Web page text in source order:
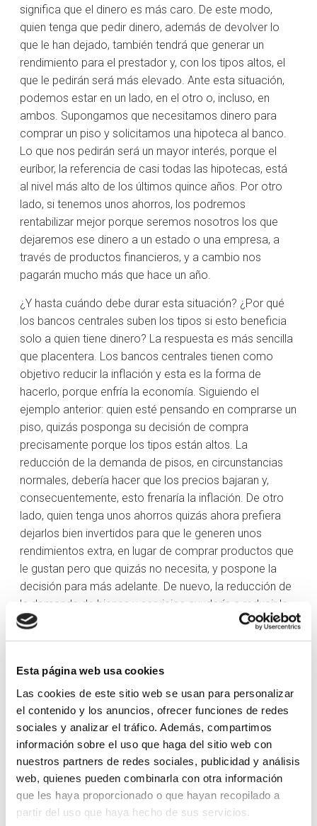
Esta página web usa cookies
Las cookies de este sitio web se usan para personalizar
el contenido y los anuncios, ofrecer funciones de redes
sociales y analizar el tráfico. Además, compartimos
información sobre el uso que haga del sitio web con
nuestros partners de redes sociales, publicidad y análisis
web, quienes pueden combinarla con otra información
que les haya proporcionado o que hayan recopilado a
partir del uso que haya hecho de sus servicios.
significa que el dinero es más caro. De este modo,
quien tenga que pedir dinero, además de devolver lo
que le han dejado, también tendrá que generar un
rendimiento para el prestador y, con los tipos altos, el
que le pedirán será más elevado. Ante esta situación,
podemos estar en un lado, en el otro o, incluso, en
ambos. Supongamos que necesitamos dinero para
comprar un piso y solicitamos una hipoteca al banco.
Lo que nos pedirán será un mayor interés, porque el
euríbor, la referencia de casi todas las hipotecas, está
al nivel más alto de los últimos quince años. Por otro
lado, si tenemos unos ahorros, los podremos
rentabilizar mejor porque seremos nosotros los que
dejaremos ese dinero a un estado o una empresa, a
través de productos financieros, y a cambio nos
pagarán mucho más que hace un año.
¿Y hasta cuándo debe durar esta situación? ¿Por qué
los bancos centrales suben los tipos si esto beneficia
solo a quien tiene dinero? La respuesta es más sencilla
que placentera. Los bancos centrales tienen como
objetivo reducir la inflación y esta es la forma de
hacerlo, porque enfría la economía. Siguiendo el
ejemplo anterior: quien esté pensando en comprarse un
piso, quizás posponga su decisión de compra
precisamente porque los tipos están altos. La
reducción de la demanda de pisos, en circunstancias
normales, debería hacer que los precios bajaran y,
consecuentemente, esto frenaría la inflación. De otro
lado, quien tenga unos ahorros quizás ahora prefiera
dejarlos bien invertidos para que le generen unos
rendimientos extra, en lugar de comprar productos que
le gustan pero que quizás no necesita, y pospone la
decisión para más adelante. De nuevo, la reducción de
la demanda de bienes y servicios ayudaría a reducir la
inflación. Así pues, que los bancos centrales tengan el
precio del dinero disparado responde a la voluntad de
cuando es necesario estimular la economía, bajan los
tipos para que todos podamos consumir.
Si os acordáis, hace unos meses ya escribí en torno a
lo que significaba la inflación y lo que representa para
nuestros bolsillos. Al final, la conclusión que sacamos
fue que no solo debemos ahorrar, sino también invertir.
En el punto donde estamos, creo que es primordial que
tengamos presente todo lo que he explicado, porque